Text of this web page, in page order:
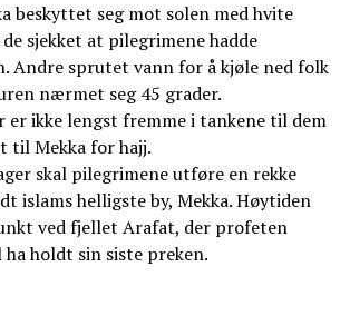
beskyttet seg mot solen med hvite
sjekket at pilegrimene hadde
Andre sprutet vann for å kjøle ned folk
nærmet seg 45 grader.
er ikke lengst fremme i tankene til dem
til Mekka for hajj.
skal pilegrimene utføre en rekke
islams helligste by, Mekka. Høytiden
ved fjellet Arafat, der profeten
ha holdt sin siste preken.